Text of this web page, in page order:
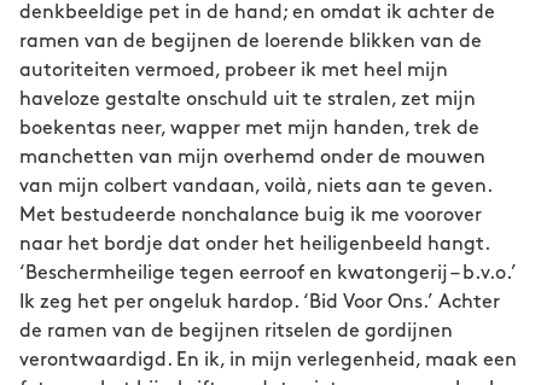
denkbeeldige pet in de hand; en omdat ik achter de
ramen van de begijnen de loerende blikken van de
autoriteiten vermoed, probeer ik met heel mijn
haveloze gestalte onschuld uit te stralen, zet mijn
boekentas neer, wapper met mijn handen, trek de
manchetten van mijn overhemd onder de mouwen
van mijn colbert vandaan, voilà, niets aan te geven.
Met bestudeerde nonchalance buig ik me voorover
naar het bordje dat onder het heiligenbeeld hangt.
‘Beschermheilige tegen eerroof en kwatongerij – b.v.o.’
Ik zeg het per ongeluk hardop. ‘Bid Voor Ons.’ Achter
de ramen van de begijnen ritselen de gordijnen
verontwaardigd. En ik, in mijn verlegenheid, maak een